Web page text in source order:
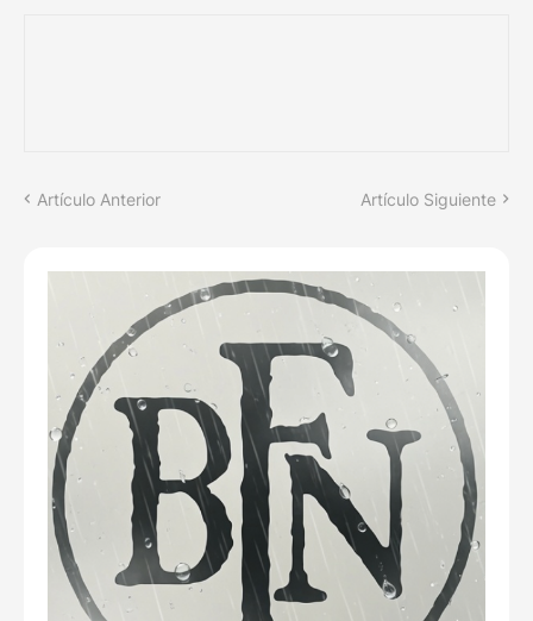
Artículo Anterior Artículo Siguiente